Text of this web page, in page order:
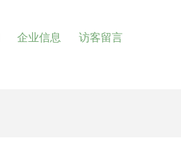
企业信息 访客留言